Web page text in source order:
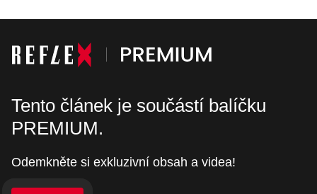
Tento článek je součástí balíčku
PREMIUM.
Odemkněte si exkluzivní obsah a videa!